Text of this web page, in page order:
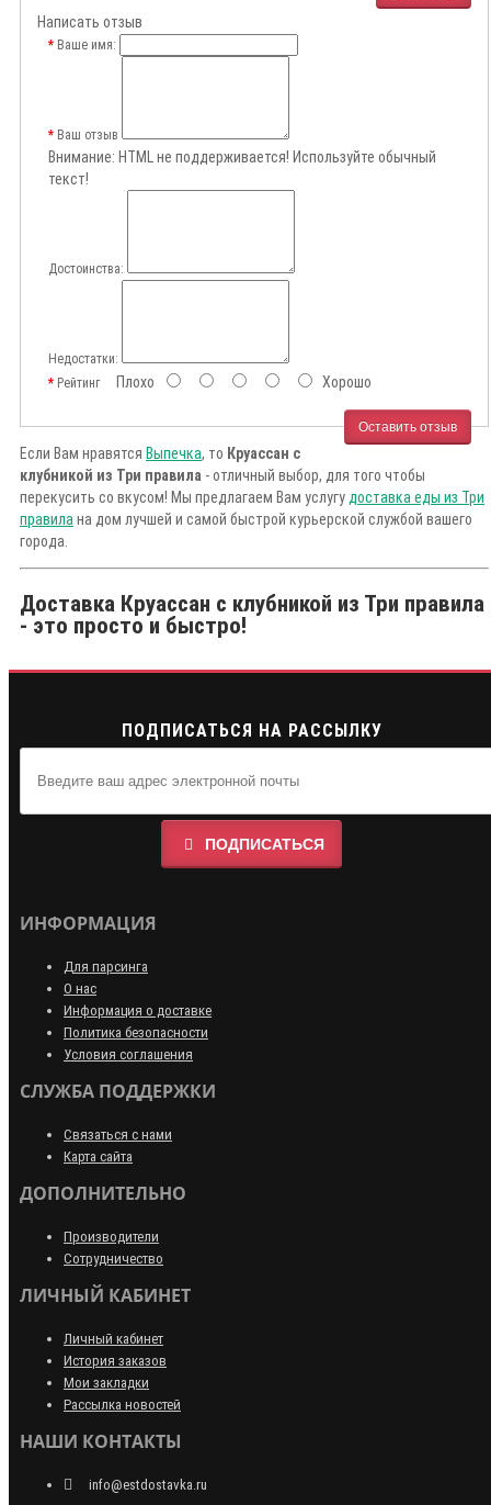
Написать отзыв
Ваше имя:
Ваш отзыв
Внимание: HTML не поддерживается! Используйте обычный
текст!
Достоинства:
Недостатки:
РейтингПлохо Хорошо
Оставить отзыв
Если Вам нравятся Выпечка, то Круассан с
клубникой из Три правила - отличный выбор, для того чтобы
перекусить со вкусом! Мы предлагаем Вам услугу доставка еды из Три
правила на дом лучшей и самой быстрой курьерской службой вашего
города.
Доставка Круассан с клубникой из Три правила
- это просто и быстро!
ПОДПИСАТЬСЯ НА РАССЫЛКУ
ПОДПИСАТЬСЯ
ИНФОРМАЦИЯ
Для парсинга
О нас
Информация о доставке
Политика безопасности
Условия соглашения
СЛУЖБА ПОДДЕРЖКИ
Связаться с нами
Карта сайта
ДОПОЛНИТЕЛЬНО
Производители
Сотрудничество
ЛИЧНЫЙ КАБИНЕТ
Личный кабинет
История заказов
Мои закладки
Рассылка новостей
НАШИ КОНТАКТЫ
info@estdostavka.ru